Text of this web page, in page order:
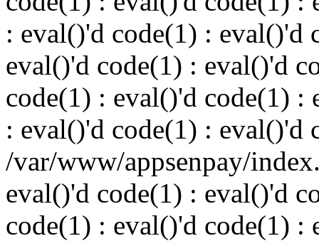
: eval()'d code(1) : eval()'d
eval()'d code(1) : eval()'d
code(1) : eval()'d code(1) :
: eval()'d code(1) : eval()'d
/var/www/appsenpay/
eval()'d code(1) : eval()'d
code(1) : eval()'d code(1) :